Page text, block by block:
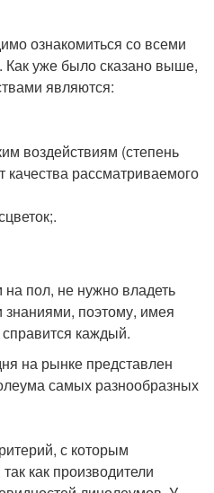
ознакомиться со всеми
Как уже было сказано выше,
являются:
воздействиям (степень
качества рассматриваемого
пол, не нужно владеть
поэтому, имея
каждый.
на рынке представлен
самых разнообразных
с которым
как производители